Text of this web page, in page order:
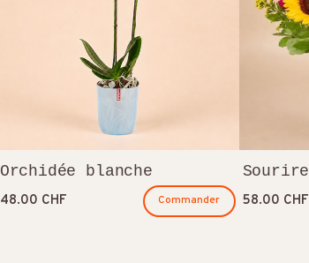
Orchidée blanche
48.00 CHF Commander
Sourire
58.00 CHF